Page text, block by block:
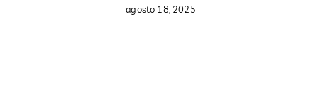
agosto 18, 2025